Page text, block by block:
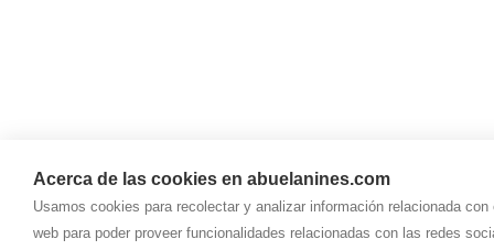
Acerca de las cookies en abuelanines.com
Usamos cookies para recolectar y analizar información relacionada
web para poder proveer funcionalidades relacionadas con las redes